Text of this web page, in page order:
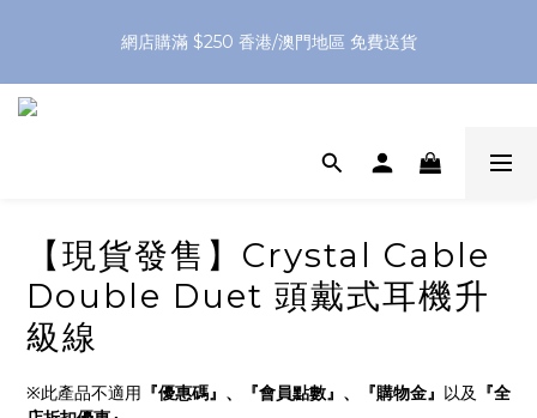
網店購滿 $250 香港/澳門地區 免費送貨
XPay（先買後付 免息分 3 期）- 新用戶首次消費滿 HK$100 即
【現貨發售】Crystal Cable
Double Duet 頭戴式耳機升
級線
※此產品不適用 『優惠碼』、『會員點數』、『購物金』 以及 『全